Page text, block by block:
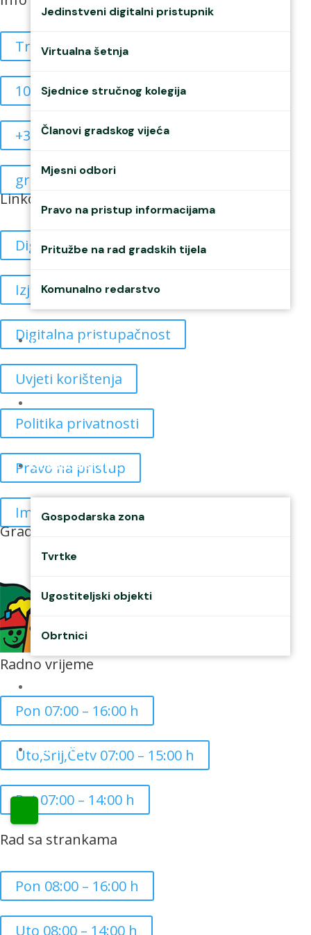
Jedinstveni digitalni pristupnik
Virtualna šetnja
Sjednice stručnog kolegija
Članovi gradskog vijeća
Mjesni odbori
Pravo na pristup informacijama
Pritužbe na rad gradskih tijela
Komunalno redarstvo
Udruge i klubovi
Gospodarstvo
Gospodarska zona
Tvrtke
Ugostiteljski objekti
Obrtnici
CZK Rudar
Trg braće Radića 4
10835908515
+385 40 370 771
grad@mursko-sredisce.hr
Linkovi
Digitalne sjednice
Izjava o pristupačnosti
Digitalna pristupačnost
Uvjeti korištenja
Politika privatnosti
Pravo na pristup
Impressum
Grad prijatelj djece
Radno vrijeme
Pon 07:00 – 16:00 h
Uto,Srij,Četv 07:00 – 15:00 h
Pet 07:00 – 14:00 h
Rad sa strankama
Pon 08:00 – 16:00 h
Uto 08:00 – 14:00 h